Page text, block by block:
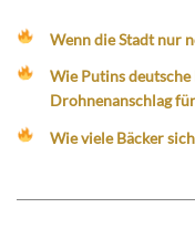
Wenn die Stadt nur
Wie Putins
Drohnenanschlag
Wie viele Bäcker